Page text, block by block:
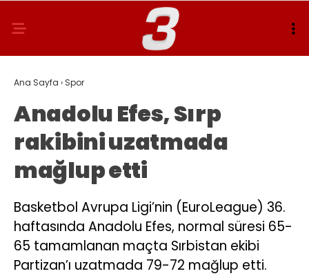
Ana Sayfa › Spor
Anadolu Efes, Sırp
rakibini uzatmada
mağlup etti
Basketbol Avrupa Ligi’nin (EuroLeague) 36.
haftasında Anadolu Efes, normal süresi 65-
65 tamamlanan maçta Sırbistan ekibi
Partizan’ı uzatmada 79-72 mağlup etti.